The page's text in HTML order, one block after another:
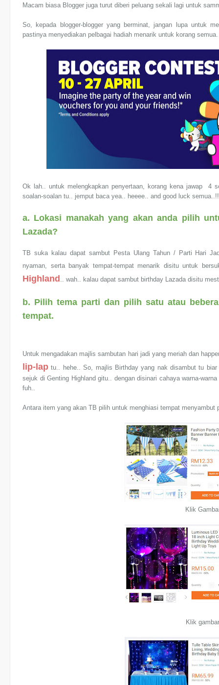
Macam biasa Blogger juga turut diberi peluang sekali lagi untuk
So, kepada blogger-blogger yang berminat, jangan lupa untuk
pastinya menyediakan pelbagai hadiah menarik untuk korang
Ok lah.. untuk melengkapkan penyertaan, korang kena jawap 4
soalan-soalan tu.. jemput baca yea.. heeee.. and good luck semua..!!
a. Lokasi manakah yang akan anda pilih
Lazada?
TB suka kalau dapat sambut Pesta Ulang Tahun / Parti Hari
nyaman, serta banyak tempat-tempat menarik disitu untuk
Highland .. wah.. kalau dapat sambut birthday Lazada disitu
b. Pilih tema parti dan pilih satu atau
tempat.
Untuk mengadakan majlis sambutan hari jadi yang meriah dan
lip-lap tu.. hehe.. So, majlis Birthday yang nak disambut tu
sejuk di Genting Highland gitu.. dengan disinari cahaya warna-
fuh..
Antara item yang akan TB pilih untuk menghiasi tempat
Klik
Klik